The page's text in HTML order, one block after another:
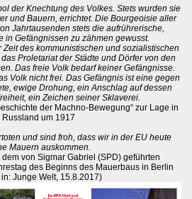
der Knechtung des Volkes. Stets wurden sie
und Bauern, errichtet. Die Bourgeoisie aller
Jahrtausenden stets die aufrührerische,
in Gefängnissen zu zähmen gewusst.
Zeit des kommunistischen und sozialistischen
Proletariat der Städte und Dörfer von den
Das freie Volk bedarf keiner Gefängnisse.
Volk nicht frei. Das Gefängnis ist eine gegen
ewige Drohung, ein Anschlag auf dessen
ein Zeichen seiner Sklaverei.
der Machno-Bewegung“ zur Lage in
Russland um 1917
und sind froh, dass wir in der EU heute
Mauern auskommen.
von Sigmar Gabriel (SPD) geführten
des Beginns des Mauerbaus in Berlin
Junge Welt, 15.8.2017)